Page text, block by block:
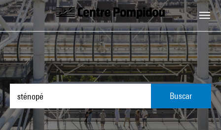
Skip to main content
Centre Pompidou
Buscar